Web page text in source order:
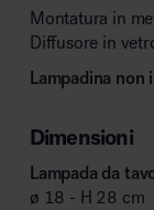
Montatura in
Diffusore in
Lampadina non
Dimensioni
Lampada da
ø 18 - H 28 cm